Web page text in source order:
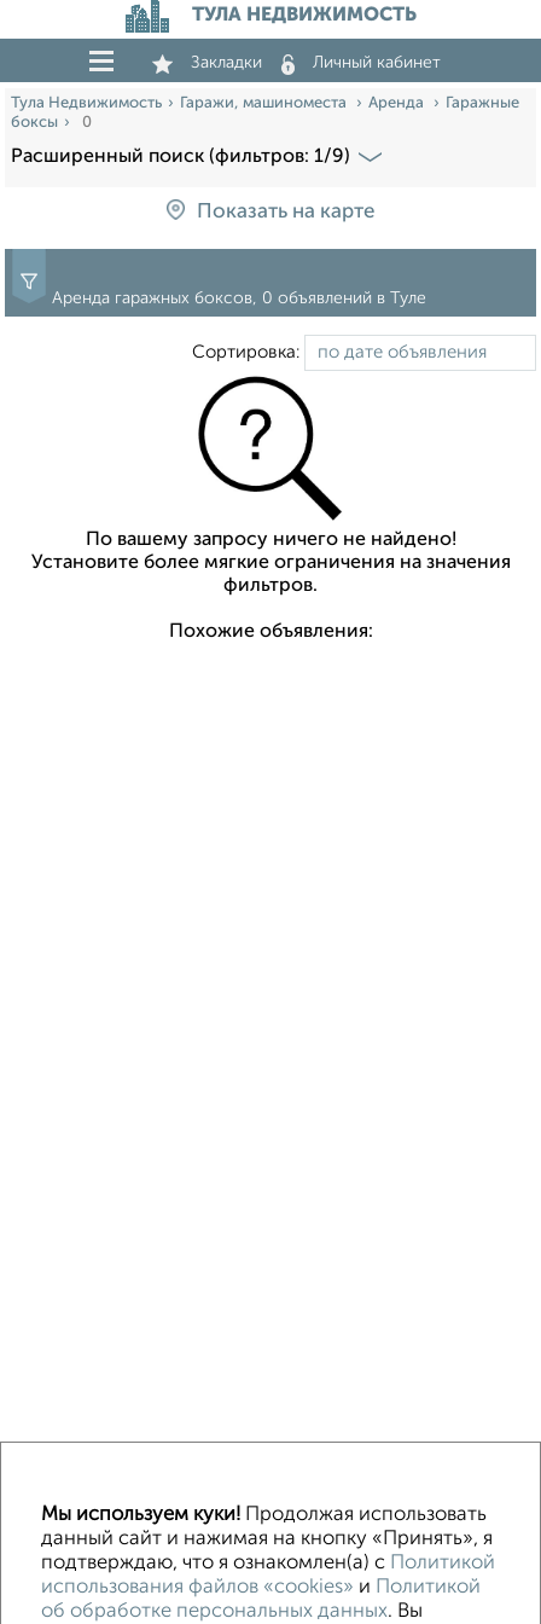
ТУЛА НЕДВИЖИМОСТЬ
Закладки Личный кабинет
Тула Недвижимость Гаражи, машиноместа Аренда
Гаражные
боксы
0
Расширенный поиск (фильтров: 1/9)
Показать на карте
Аренда гаражных боксов, 0 объявлений в Туле
Сортировка:
По вашему запросу ничего не найдено!
Установите более мягкие ограничения на значения
фильтров.
Похожие объявления:
Машиноместа в паркинге Без посредников
Контакты
Политика конфиденциальности
Мы используем куки! Продолжая использовать
данный сайт и нажимая на кнопку «Принять», я
подтверждаю, что я ознакомлен(а) с Политикой
использования файлов «cookies» и Политикой
об обработке персональных данных. Вы